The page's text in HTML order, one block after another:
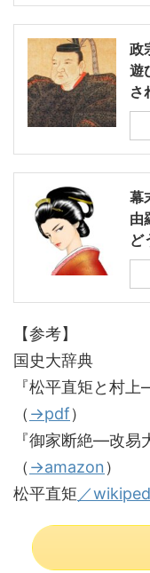
政
遊
さ
幕
由
ど
【参考】
国史大辞典
『松平直矩と村
（ →pdf）
『御家断絶―改易
（ →amazon）
松平直矩／